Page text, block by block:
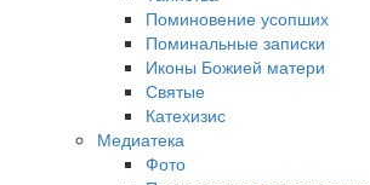
Поминовение усопших
Поминальные записки
Иконы Божией матери
Святые
Катехизис
Медиатека
Фото